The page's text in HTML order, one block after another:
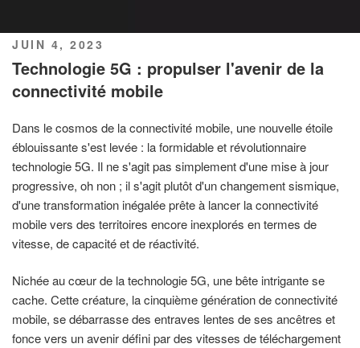
PUBLIÉ
LE
JUIN 4, 2023
Technologie 5G : propulser l'avenir de la
connectivité mobile
Dans le cosmos de la connectivité mobile, une nouvelle étoile
éblouissante s'est levée : la formidable et révolutionnaire
technologie 5G. Il ne s'agit pas simplement d'une mise à jour
progressive, oh non ; il s'agit plutôt d'un changement sismique,
d'une transformation inégalée prête à lancer la connectivité
mobile vers des territoires encore inexplorés en termes de
vitesse, de capacité et de réactivité.
Nichée au cœur de la technologie 5G, une bête intrigante se
cache. Cette créature, la cinquième génération de connectivité
mobile, se débarrasse des entraves lentes de ses ancêtres et
fonce vers un avenir défini par des vitesses de téléchargement